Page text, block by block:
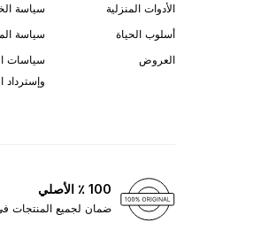
الأدوات المنزلية
أسلوب الحياة
العروض
سياسة
سياسة
سياسات
وإسترداد
100 ٪ الأصلي
ضمان لجميع المنتجات